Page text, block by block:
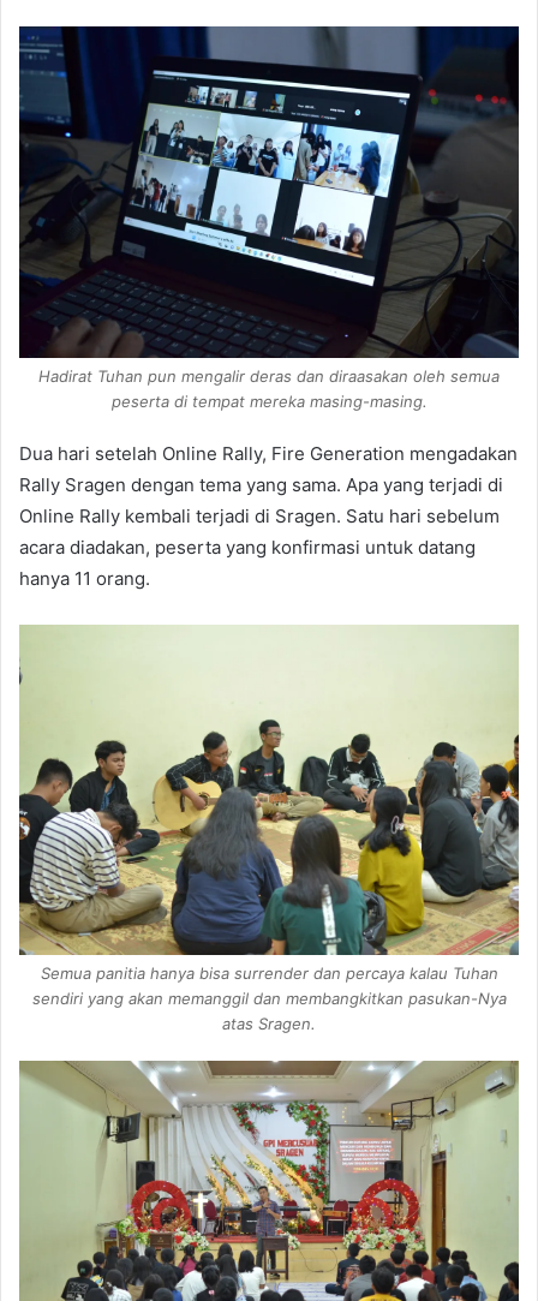
Hadirat Tuhan pun mengalir deras dan diraasakan oleh semua
peserta di tempat mereka masing-masing.
Dua hari setelah Online Rally, Fire Generation mengadakan
Rally Sragen dengan tema yang sama. Apa yang terjadi di
Online Rally kembali terjadi di Sragen. Satu hari sebelum
acara diadakan, peserta yang konfirmasi untuk datang
hanya 11 orang.
Semua panitia hanya bisa surrender dan percaya kalau Tuhan
sendiri yang akan memanggil dan membangkitkan pasukan-Nya
atas Sragen.